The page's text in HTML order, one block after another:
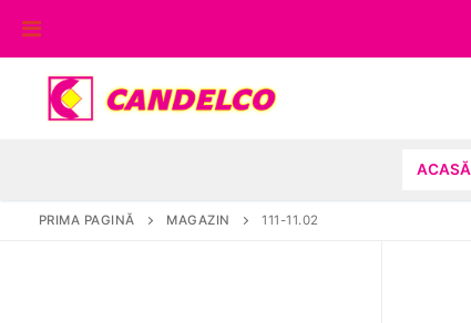
conținut
ACASĂ
PRIMA PAGINĂ MAGAZIN 111-11.02